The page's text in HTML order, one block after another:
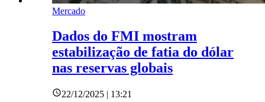
Mercado
Dados do FMI mostram
estabilização de fatia do dólar
nas reservas globais
22/12/2025 | 13:21